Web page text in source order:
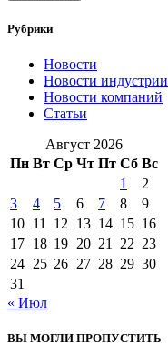
Рубрики
Новости
Новости индустрии
Новости компаний
Статьи
Август 2026
Пн Вт Ср Чт Пт Сб Вс
1
2
3
4 5 6 7 8
9
10 11 12 13 14 15 16
17 18 19 20 21 22 23
24 25 26 27 28 29 30
31
« Июл
ВЫ МОГЛИ ПРОПУСТИТЬ